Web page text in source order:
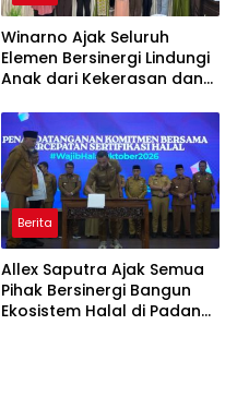
Winarno Ajak Seluruh
Elemen Bersinergi Lindungi
Anak dari Kekerasan dan
Berita
Allex Saputra Ajak Semua
Pihak Bersinergi Bangun
Ekosistem Halal di Padang